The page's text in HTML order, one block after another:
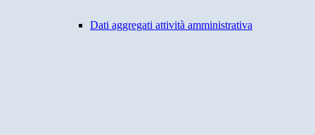
Dati aggregati attività amministrativa